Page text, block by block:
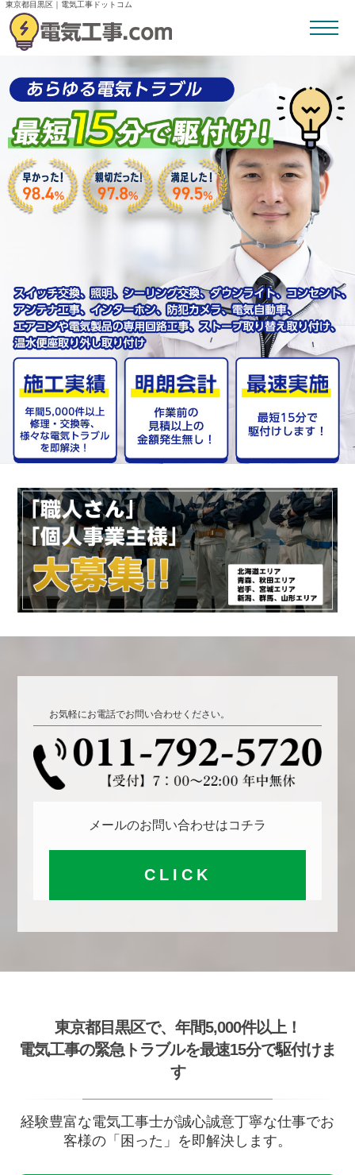
東京都目黒区｜電気工事ドットコム
お気軽にお電話でお問い合わせください。
メールのお問い合わせはコチラ
CLICK
東京都目黒区で、年間5,000件以上！
電気工事の緊急トラブルを最速15分で駆付けま
す
経験豊富な電気工事士が誠心誠意丁寧な仕事でお
客様の「困った」を即解決します。